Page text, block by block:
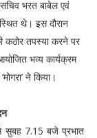
भरत बाबेल एवं
थे। इस दौरान
कठोर तपस्या करने पर
भव्य कार्यक्रम
ने किया।
सुबह 7.15 बजे प्रभात